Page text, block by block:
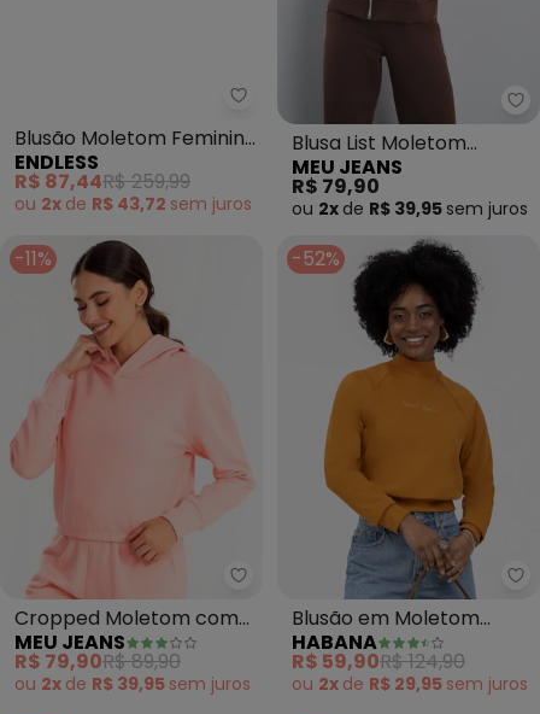
Endless - Blusão Moletom
Blusão Moletom Feminino
(Preto)
ENDLESS
R$ 87,44R$ 259,99
ou 2x de R$ 43,72 semjuros
Blusa List Moletom
Peluciado (Marrom)
MEU JEANS
R$ 79,90
ou 2x de R$ 39,95 semjuros
-11%
Meu Jeans - Cropped
Cropped Moletom com
Capuz (Blush)
MEU JEANS
R$ 79,90R$ 89,90
ou 2x de R$ 39,95 semjuros
-52%
Blusão em Moletom
Peluciado (Laranja)
HABANA
R$ 59,90R$ 124,90
ou 2x de R$ 29,95 semjuros